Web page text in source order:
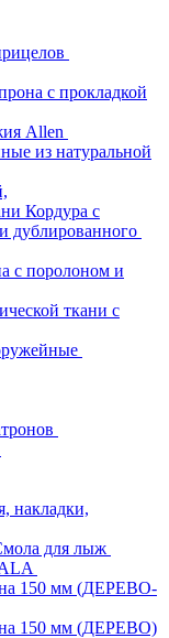
с прокладкой
Allen
из натуральной
Кордура с
дублированного
с поролоном и
ткани с
накладки,
для лыж
150 мм (ДЕРЕВО-
150 мм (ДЕРЕВО)